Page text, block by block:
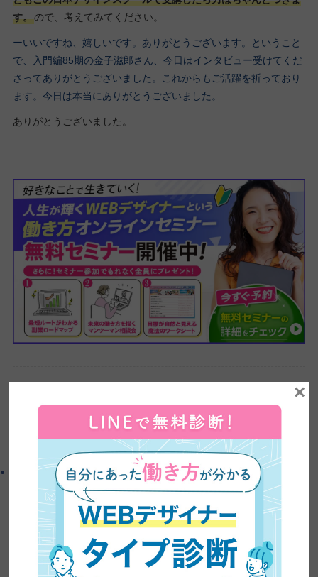
す。ので、考えてみてください。
ーいいですね、嬉しいです。ありがとうございます。ということ
で、入門編85期の金子滋郎さん、今日はインタビュー受けてくだ
さってありがとうございました。これからもご活躍を祈っており
ます。今日は本当にありがとうございました。
ありがとうございました。
よかったらシェアしてね！
この記事を書いた人
×